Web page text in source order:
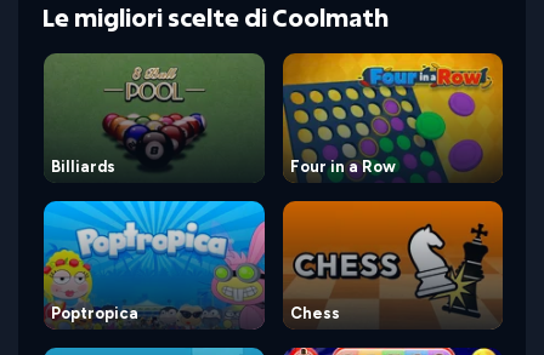
Le migliori scelte di Coolmath
Billiards Four in a Row
Poptropica Chess